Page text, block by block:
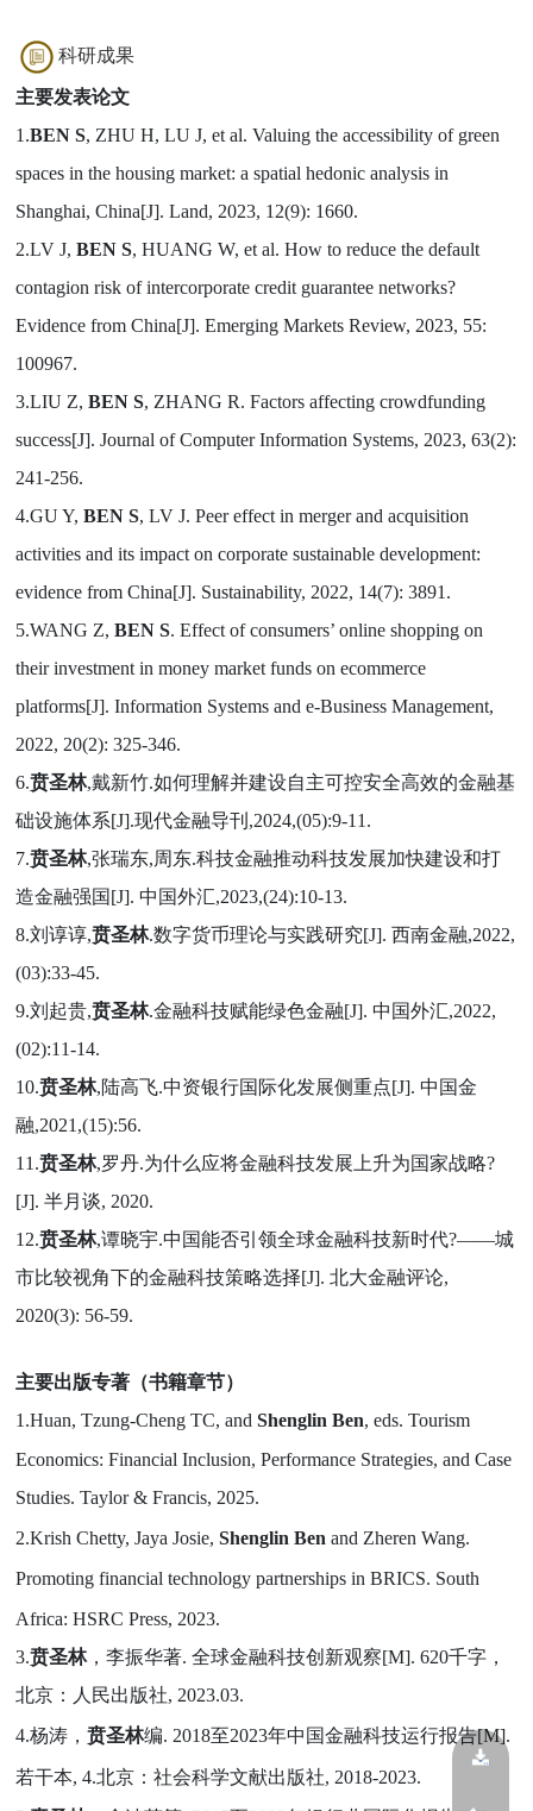
科研成果
主要发表论文
1.BEN S, ZHU H, LU J, et al. Valuing the accessibility of green
spaces in the housing market: a spatial hedonic analysis in
Shanghai, China[J]. Land, 2023, 12(9): 1660.
2.LV J,BEN S, HUANG W, et al. How to reduce the default
contagion risk of intercorporate credit guarantee networks?
Evidence from China[J]. Emerging Markets Review, 2023, 55:
100967.
3.LIU Z,BEN S, ZHANG R. Factors affecting crowdfunding
success[J]. Journal of Computer Information Systems, 2023, 63(2):
241-256.
4.GU Y,BEN S, LV J. Peer effect in merger and acquisition
activities and its impact on corporate sustainable development:
evidence from China[J]. Sustainability, 2022, 14(7): 3891.
5.WANG Z,BEN S. Effect of consumers’ online shopping on
their investment in money market funds on ecommerce
platforms[J]. Information Systems and e-Business Management,
2022, 20(2): 325-346.
6.贲圣林,戴新竹.如何理解并建设自主可控安全高效的金融基
础设施体系[J].现代金融导刊,2024,(05):9-11.
7.贲圣林,张瑞东,周东.科技金融推动科技发展加快建设和打
造金融强国[J]. 中国外汇,2023,(24):10-13.
8.刘谆谆,贲圣林.数字货币理论与实践研究[J]. 西南金融,2022,
(03):33-45.
9.刘起贵,贲圣林.金融科技赋能绿色金融[J]. 中国外汇,2022,
(02):11-14.
10.贲圣林,陆高飞.中资银行国际化发展侧重点[J]. 中国金
融,2021,(15):56.
11.贲圣林,罗丹.为什么应将金融科技发展上升为国家战略?
[J]. 半月谈, 2020.
12.贲圣林,谭晓宇.中国能否引领全球金融科技新时代?——城
市比较视角下的金融科技策略选择[J]. 北大金融评论,
2020(3): 56-59.
主要出版专著（书籍章节）
1.Huan, Tzung-Cheng TC, andShenglin Ben, eds. Tourism
Economics: Financial Inclusion, Performance Strategies, and Case
Studies. Taylor & Francis, 2025.
2.Krish Chetty, Jaya Josie,Shenglin Ben and Zheren Wang.
Promoting financial technology partnerships in BRICS. South
Africa: HSRC Press, 2023.
3.贲圣林，李振华著. 全球金融科技创新观察[M]. 620千字，
北京：人民出版社, 2023.03.
4.杨涛，贲圣林编. 2018至2023年中国金融科技运行报告[M].
若干本,4.北京：社会科学文献出版社, 2018-2023.